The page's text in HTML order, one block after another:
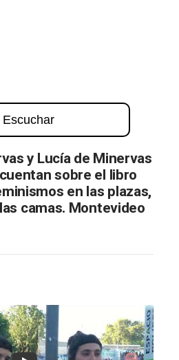
libro “Feminismos
y Lucía de Minervas
sobre el libro
en las plazas,
camas. Montevideo